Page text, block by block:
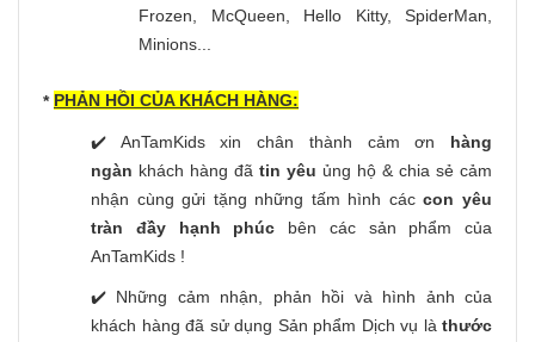
Frozen, McQueen, Hello Kitty, SpiderMan,
Minions...
* PHẢN HỒI CỦA KHÁCH HÀNG:
✔️ AnTamKids xin chân thành cảm ơn hàng
ngàn khách hàng đã tin yêu ủng hộ & chia sẻ cảm
nhận cùng gửi tặng những tấm hình cáccon yêu
tràn đầy hạnh phúc bên các sản phẩm của
AnTamKids !
✔️ Những cảm nhận, phản hồi và hình ảnh của
khách hàng đã sử dụng Sản phẩm Dịch vụ là thước